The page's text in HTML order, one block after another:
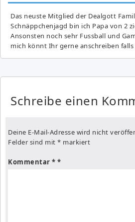
Das neuste Mitglied der Dealgott
Schnäppchenjagd bin ich Papa von 2
Ansonsten noch sehr Fussball und
mich könnt Ihr gerne anschreiben
Schreibe einen
Deine E-Mail-Adresse wird nicht
Felder sind mit * markiert
Kommentar *